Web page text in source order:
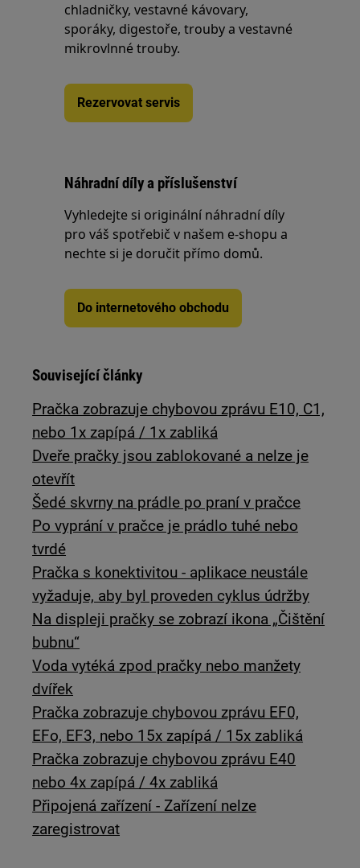
chladničky, vestavné kávovary,
sporáky, digestoře, trouby a vestavné
mikrovlnné trouby.
Rezervovat servis
Náhradní díly a příslušenství
Vyhledejte si originální náhradní díly
pro váš spotřebič v našem e-shopu a
nechte si je doručit přímo domů.
Do internetového obchodu
Související články
Pračka zobrazuje chybovou zprávu E10, C1,
nebo 1x zapípá / 1x zabliká
Dveře pračky jsou zablokované a nelze je
otevřít
Šedé skvrny na prádle po praní v pračce
Po vyprání v pračce je prádlo tuhé nebo
tvrdé
Pračka s konektivitou - aplikace neustále
vyžaduje, aby byl proveden cyklus údržby
Na displeji pračky se zobrazí ikona „Čištění
bubnu“
Voda vytéká zpod pračky nebo manžety
dvířek
Pračka zobrazuje chybovou zprávu EF0,
EFo, EF3, nebo 15x zapípá / 15x zabliká
Pračka zobrazuje chybovou zprávu E40
nebo 4x zapípá / 4x zabliká
Připojená zařízení - Zařízení nelze
zaregistrovat